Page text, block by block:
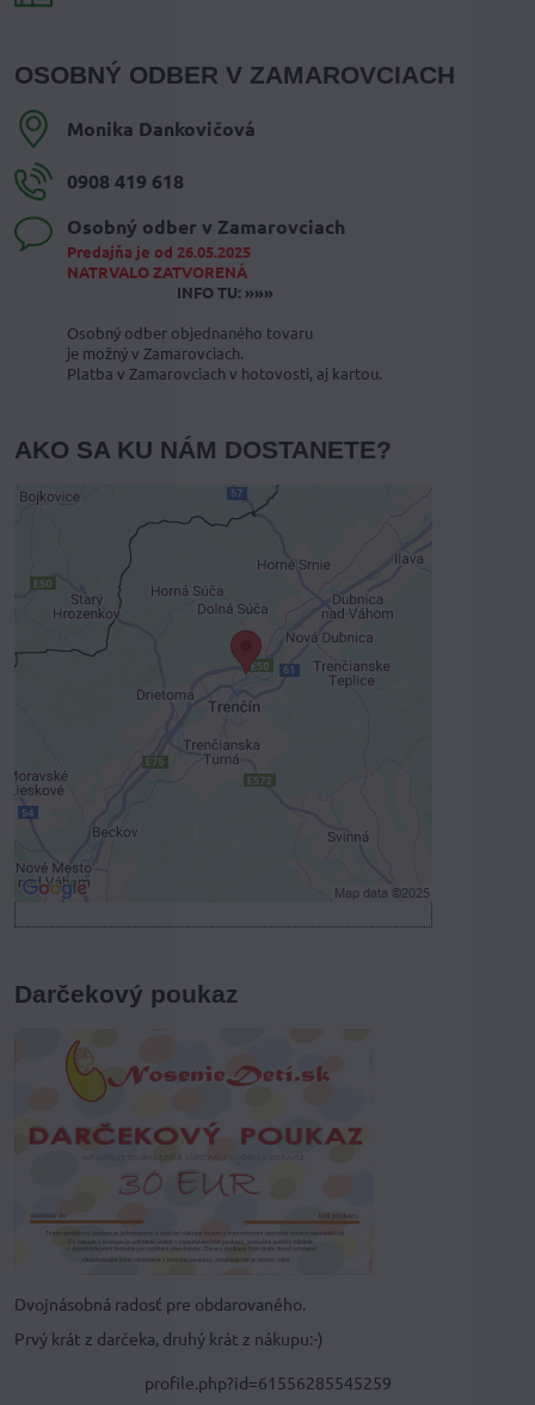
OSOBNÝ ODBER V ZAMAROVCIACH
Monika Dankovičová
0908 419 618
Osobný odber v Zamarovciach
Predajňa je od 26.05.2025
NATRVALO ZATVORENÁ
INFO TU: »»»
Osobný odber objednaného tovaru
je možný v Zamarovciach.
Platba v Zamarovciach v hotovosti, aj kartou.
AKO SA KU NÁM DOSTANETE?
Externý obsah je blokovaný
Voľbami súkromia
Prajete si načítať externý obsah?
Povoliť tentokrát
Povoliť a zapamätať - súhlas s druhom
cookie: Funkčné
Darčekový poukaz
Dvojnásobná radosť pre obdarovaného.
Prvý krát z darčeka, druhý krát z nákupu:-)
profile.php?id=61556285545259